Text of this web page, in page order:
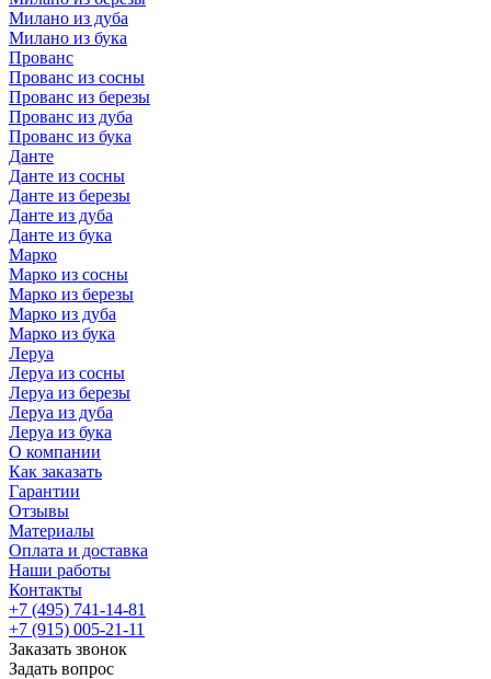
Милано из дуба
Милано из бука
Прованс
Прованс из сосны
Прованс из березы
Прованс из дуба
Прованс из бука
Данте
Данте из сосны
Данте из березы
Данте из дуба
Данте из бука
Марко
Марко из сосны
Марко из березы
Марко из дуба
Марко из бука
Леруа
Леруа из сосны
Леруа из березы
Леруа из дуба
Леруа из бука
О компании
Как заказать
Гарантии
Отзывы
Материалы
Оплата и доставка
Наши работы
Контакты
+7 (495) 741-14-81
+7 (915) 005-21-11
Заказать звонок
Задать вопрос